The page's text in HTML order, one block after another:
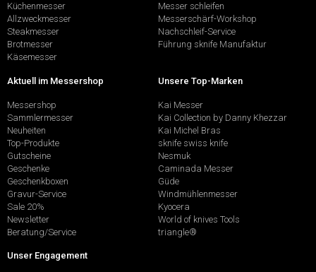
Küchenmesser
Allzweckmesser
Steakmesser
Brotmesser
Käsemesser
Messer schleifen
Messerschärf-Workshop
Nachschleif-Service
Führung sknife Manufaktur
Aktuell im Messershop
Messershop
Sammlermesser
Neuheiten
Top-Produkte
Gutscheine
Geschenke
Geschenkboxen
Gravur-Service
Sale 20%
Newsletter
Beratung/Service
Unsere Top-Marken
Kai Messer
Kai Collection by Danny Khezzar
Kai Michel Bras
sknife swiss knife
Nesmuk
Caminada Messer
Güde
Windmühlenmesser
Kyocera
World of knives Tools
triangle®
Unser Engagement